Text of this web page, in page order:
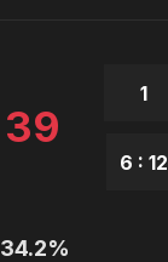
39
1
6 : 12
34.2%